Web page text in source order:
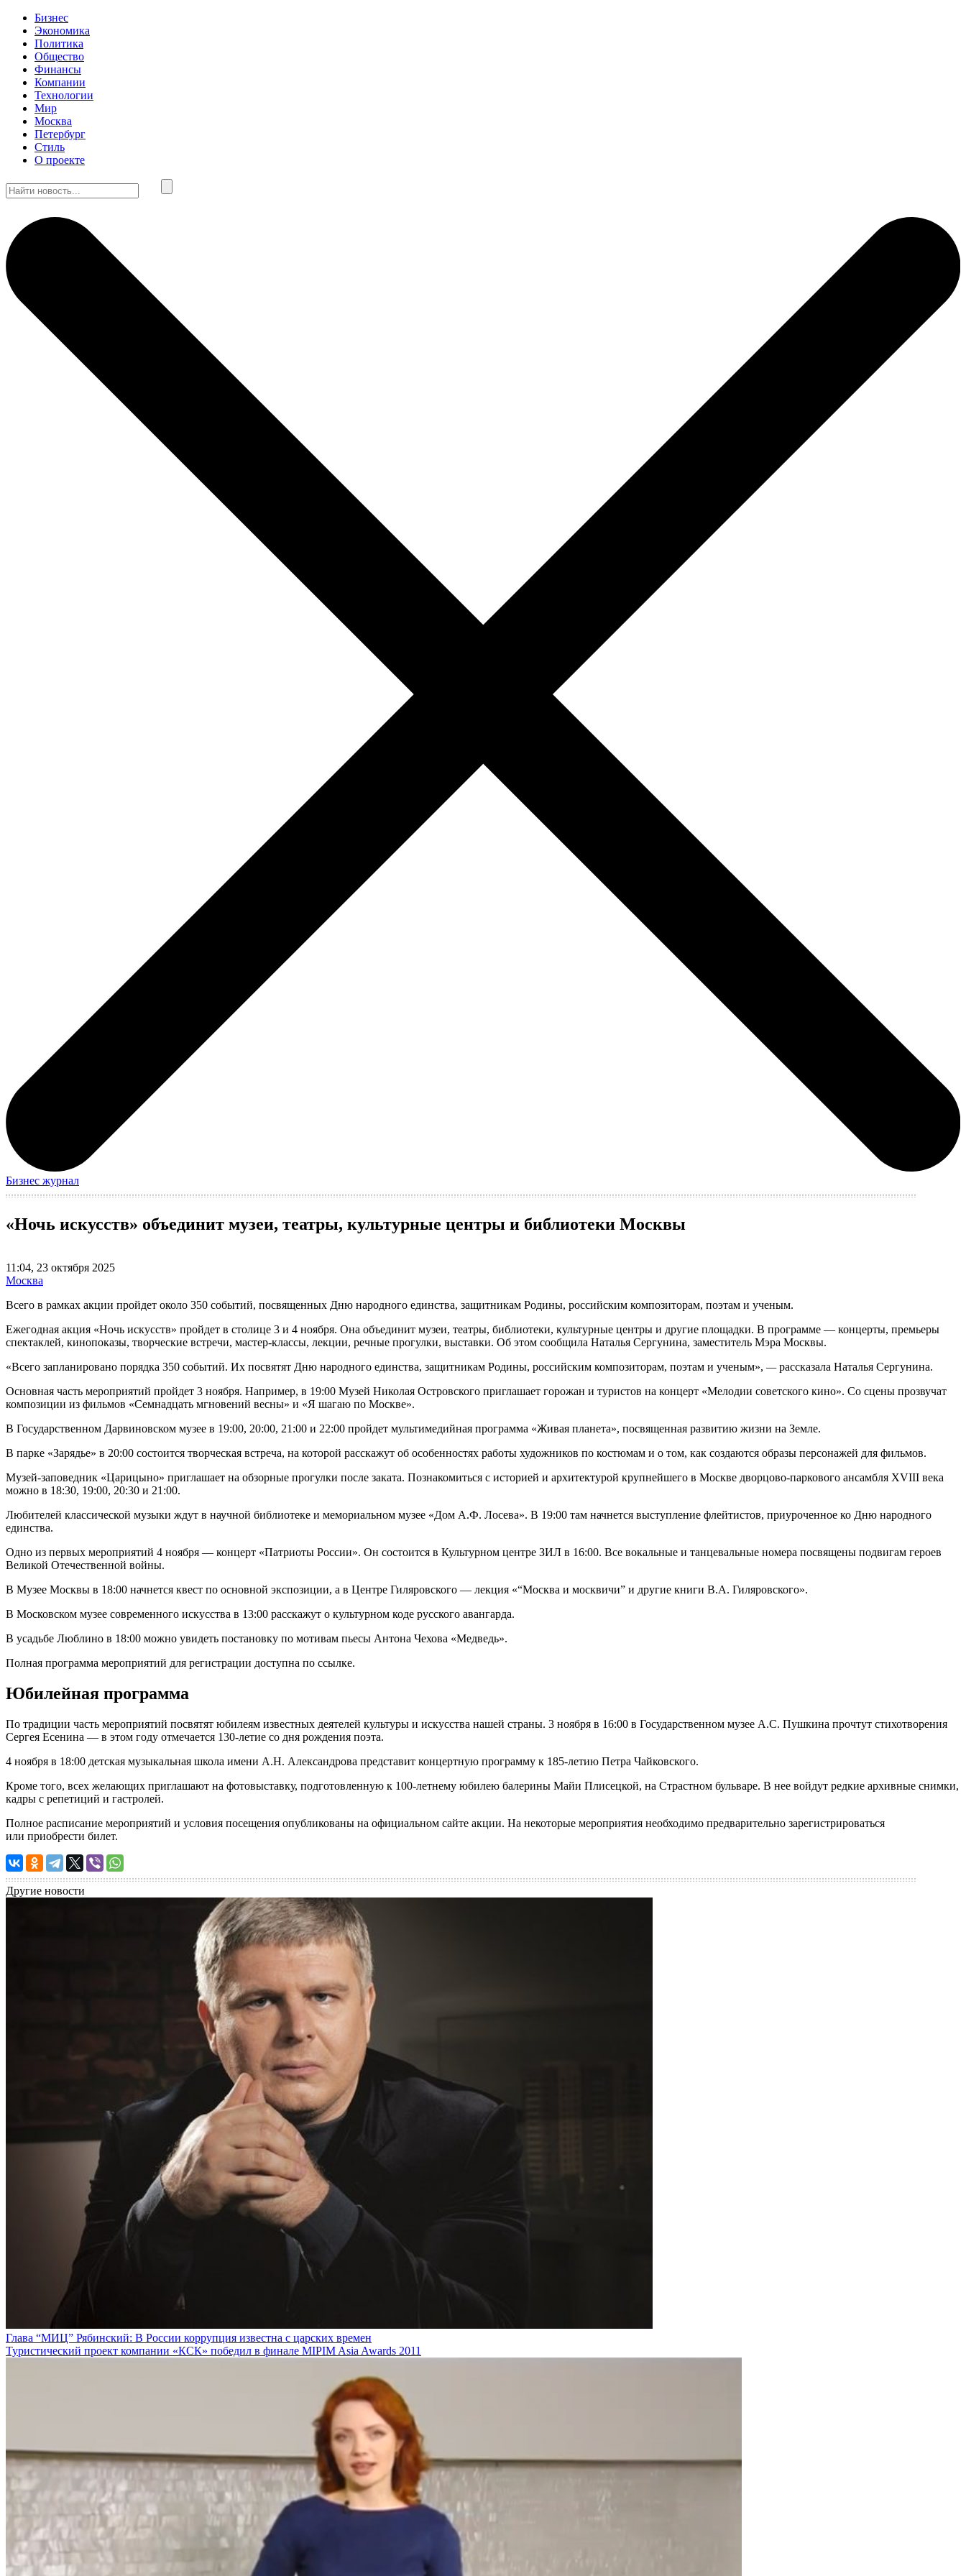
Бизнес
Экономика
Политика
Общество
Финансы
Компании
Технологии
Мир
Москва
Петербург
Стиль
О проекте
Бизнес журнал
«Ночь искусств» объединит музеи, театры, культурные центры и библиотеки Москвы
11:04, 23 октября 2025
Москва
Всего в рамках акции пройдет около 350 событий, посвященных Дню народного единства, защитникам Родины, российским композиторам, поэтам и ученым.
Ежегодная акция «Ночь искусств» пройдет в столице 3 и 4 ноября. Она объединит музеи, театры, библиотеки, культурные центры и другие площадки. В программе — концерты, премьеры
спектаклей, кинопоказы, творческие встречи, мастер-классы, лекции, речные прогулки, выставки. Об этом сообщила Наталья Сергунина, заместитель Мэра Москвы.
«Всего запланировано порядка 350 событий. Их посвятят Дню народного единства, защитникам Родины, российским композиторам, поэтам и ученым», —рассказала Наталья Сергунина.
Основная часть мероприятий пройдет 3 ноября. Например, в 19:00 Музей Николая Островского приглашает горожан и туристов на концерт «Мелодии советского кино». Со сцены прозвучат
композиции из фильмов «Семнадцать мгновений весны» и «Я шагаю по Москве».
В Государственном Дарвиновском музее в 19:00, 20:00, 21:00 и 22:00 пройдет мультимедийная программа «Живая планета», посвященная развитию жизни на Земле.
В парке «Зарядье» в 20:00 состоится творческая встреча, на которой расскажут об особенностях работы художников по костюмам и о том, как создаются образы персонажей для фильмов.
Музей-заповедник «Царицыно» приглашает на обзорные прогулки после заката. Познакомиться с историей и архитектурой крупнейшего в Москве дворцово-паркового ансамбля XVIII века
можно в 18:30, 19:00, 20:30 и 21:00.
Любителей классической музыки ждут в научной библиотеке и мемориальном музее «Дом А.Ф. Лосева». В 19:00 там начнется выступление флейтистов, приуроченное ко Дню народного
единства.
Одно из первых мероприятий 4 ноября — концерт «Патриоты России». Он состоится в Культурном центре ЗИЛ в 16:00. Все вокальные и танцевальные номера посвящены подвигам героев
Великой Отечественной войны.
В Музее Москвы в 18:00 начнется квест по основной экспозиции, а в Центре Гиляровского — лекция «“Москва и москвичи” и другие книги В.А. Гиляровского».
В Московском музее современного искусства в 13:00 расскажут о культурном коде русского авангарда.
В усадьбе Люблино в 18:00 можно увидеть постановку по мотивам пьесы Антона Чехова «Медведь».
Полная программа мероприятий для регистрации доступна по ссылке.
Юбилейная программа
По традиции часть мероприятий посвятят юбилеям известных деятелей культуры и искусства нашей страны. 3 ноября в 16:00 в Государственном музее А.С. Пушкина прочтут стихотворения
Сергея Есенина — в этом году отмечается 130-летие со дня рождения поэта.
4 ноября в 18:00 детская музыкальная школа имени А.Н. Александрова представит концертную программу к 185-летию Петра Чайковского.
Кроме того, всех желающих приглашают на фотовыставку, подготовленную к 100-летнему юбилею балерины Майи Плисецкой, на Страстном бульваре. В нее войдут редкие архивные снимки,
кадры с репетиций и гастролей.
Полное расписание мероприятий и условия посещения опубликованы на официальном сайте акции. На некоторые мероприятия необходимо предварительно зарегистрироваться
или приобрести билет.
Другие новости
Глава “МИЦ” Рябинский: В России коррупция известна с царских времен
Туристический проект компании «КСК» победил в финале MIPIM Asia Awards 2011